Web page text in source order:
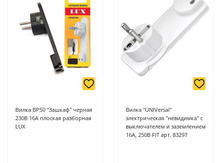
Вилка ВР50 "Зашкаф" черная
230В 16А плоская разборная
LUX
Вилка "UNIVersal"
электрическая "невидимка" с
выключателем и заземлением
16А, 250В FIT арт. 83297